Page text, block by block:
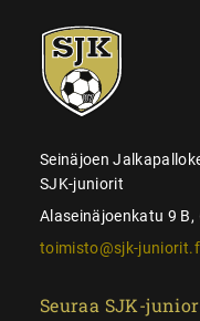
SJK-
juniorit
Seinäjoen
SJK-juniorit
Alaseinäjoenkatu 9 B,
toimisto@sjk-
Seuraa SJK-